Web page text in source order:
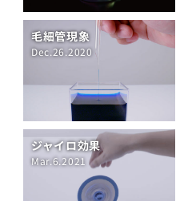
毛細管現象
Dec.26.2020
ジャイロ効果
Mar.6.2021